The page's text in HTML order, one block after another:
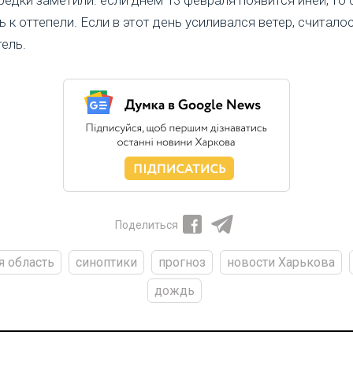
оттепели. Если в этот день усиливался ветер,
Поделиться
область синоптики прогноз
новости Харькова
дождь